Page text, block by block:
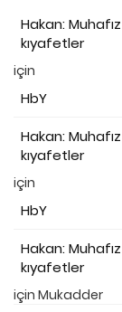
Hakan:
kıyafetler
için
HbY
Hakan:
kıyafetler
için
HbY
Hakan:
kıyafetler
için Mukadder